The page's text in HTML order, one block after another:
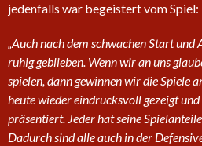
jedenfalls war begeistert vom Spiel:
„Auch nach dem schwachen Start
ruhig geblieben. Wenn wir an uns
spielen, dann gewinnen wir die Spiele
heute wieder eindrucksvoll gezeigt und
präsentiert. Jeder hat seine
Dadurch sind alle auch in der